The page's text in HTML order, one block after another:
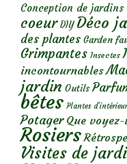
Conception de jardins
coeur DIY Déco
des plantes Garden
Grimpantes Insectes
incontournables
jardin Outils
bêtes Plantes d’intérieur
Potager Que
Rosiers
Visites de